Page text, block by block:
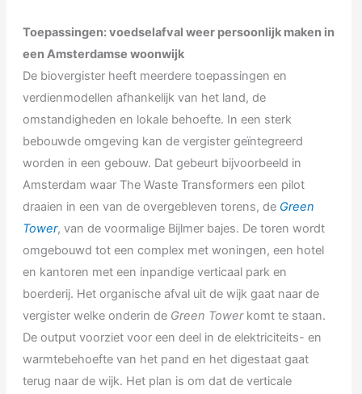
Toepassingen: voedselafval weer persoonlijk maken in
een Amsterdamse woonwijk
De biovergister heeft meerdere toepassingen en
verdienmodellen afhankelijk van het land, de
omstandigheden en lokale behoefte. In een sterk
bebouwde omgeving kan de vergister geïntegreerd
worden in een gebouw. Dat gebeurt bijvoorbeeld in
Amsterdam waar The Waste Transformers een pilot
draaien in een van de overgebleven torens, de Green
Tower, van de voormalige Bijlmer bajes. De toren wordt
omgebouwd tot een complex met woningen, een hotel
en kantoren met een inpandige verticaal park en
boerderij. Het organische afval uit de wijk gaat naar de
vergister welke onderin de Green Towerkomt te staan.
De output voorziet voor een deel in de elektriciteits- en
warmtebehoefte van het pand en het digestaat gaat
terug naar de wijk. Het plan is om dat de verticale